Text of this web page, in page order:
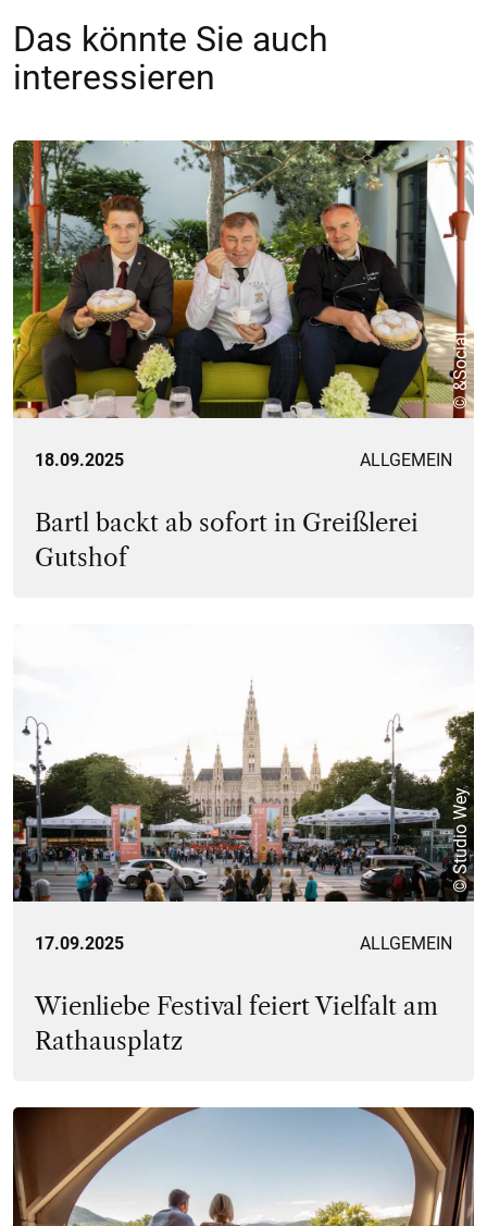
Das könnte Sie auch
interessieren
© &Social
18.09.2025 ALLGEMEIN
Bartl backt ab sofort in Greißlerei
Gutshof
© Studio Wey
17.09.2025 ALLGEMEIN
Wienliebe Festival feiert Vielfalt am
Rathausplatz